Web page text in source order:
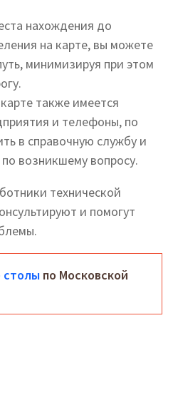
нахождения до
на карте, вы можете
минимизируя при этом
также имеется
и телефоны, по
в справочную службу и
возникшему вопросу.
технической
и помогут
столы по Московской